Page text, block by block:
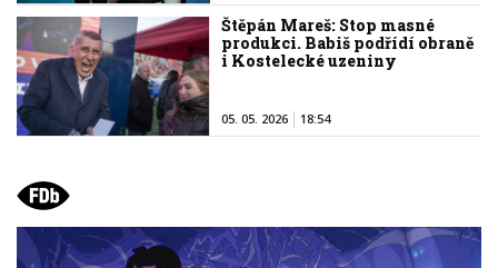
Štěpán Mareš: Stop masné
produkci. Babiš podřídí obraně
i Kostelecké uzeniny
05. 05. 2026 18:54